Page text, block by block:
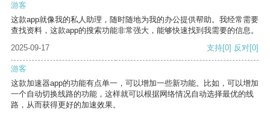
游客
这款app就像我的私人助理，随时随地为我的办公提供帮助。我经常需要
查找资料，这款app的搜索功能非常强大，能够快速找到我需要的信息。
2025-09-17
支持[0] 反对[0]
游客
这款加速器app的功能有点单一，可以增加一些新功能。比如，可以增加
一个自动切换线路的功能，这样就可以根据网络情况自动选择最优的线
路，从而获得更好的加速效果。